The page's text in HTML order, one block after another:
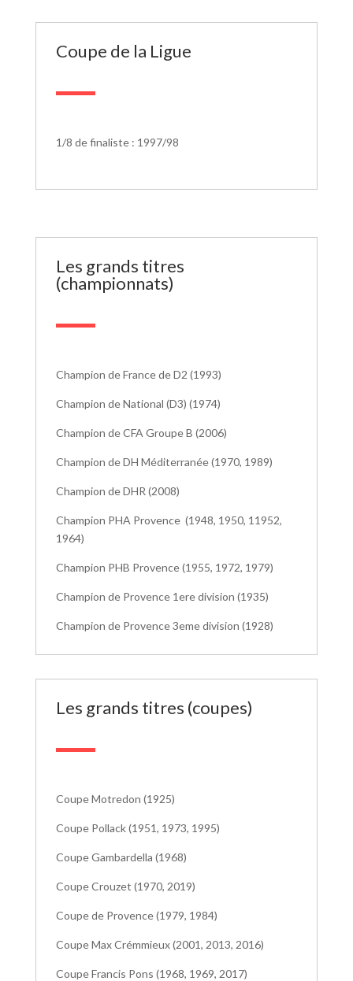
Coupe de la Ligue
1/8 de finaliste : 1997/98
Les grands titres
(championnats)
Champion de France de D2 (1993)
Champion de National (D3) (1974)
Champion de CFA Groupe B (2006)
Champion de DH Méditerranée (1970, 1989)
Champion de DHR (2008)
Champion PHA Provence (1948, 1950, 11952,
1964)
Champion PHB Provence (1955, 1972, 1979)
Champion de Provence 1ere division (1935)
Champion de Provence 3eme division (1928)
Les grands titres (coupes)
Coupe Motredon (1925)
Coupe Pollack (1951, 1973, 1995)
Coupe Gambardella (1968)
Coupe Crouzet (1970, 2019)
Coupe de Provence (1979, 1984)
Coupe Max Crémmieux (2001, 2013, 2016)
Coupe Francis Pons (1968, 1969, 2017)